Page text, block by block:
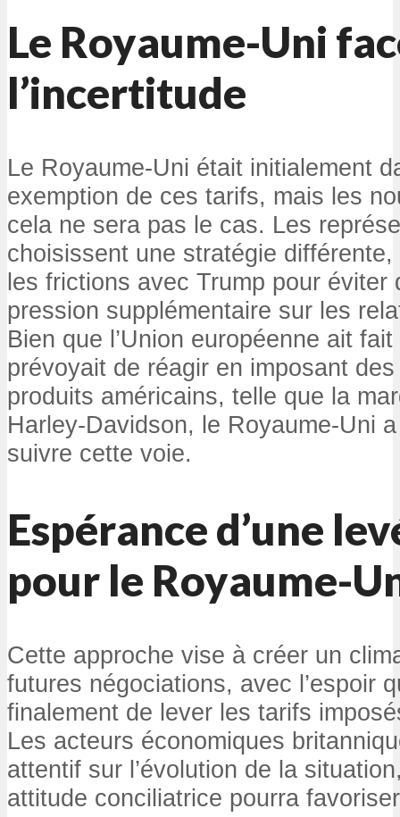
Le Royaume-Uni
l’incertitude
Le Royaume-Uni était initialement
exemption de ces tarifs, mais les
cela ne sera pas le cas. Les
choisissent une stratégie
les frictions avec Trump pour éviter
pression supplémentaire sur les
Bien que l’Union européenne ait fait
prévoyait de réagir en imposant
produits américains, telle que la
Harley-Davidson, le Royaume-Uni
suivre cette voie.
Espérance d’une
pour le Royaume-
Cette approche vise à créer un
futures négociations, avec l’espoir
finalement de lever les tarifs
Les acteurs économiques
attentif sur l’évolution de la
attitude conciliatrice pourra